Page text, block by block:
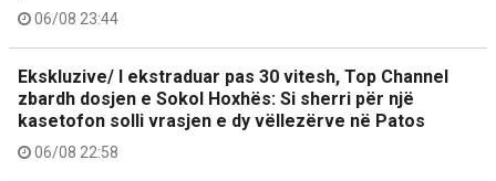
06/08 23:44
Ekskluzive/ I ekstraduar pas 30 vitesh, Top Channel
zbardh dosjen e Sokol Hoxhës: Si sherri për një
kasetofon solli vrasjen e dy vëllezërve në Patos
06/08 22:58